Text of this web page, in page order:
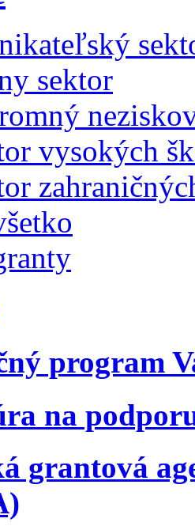
sektor
vysokých
program
na
grantová